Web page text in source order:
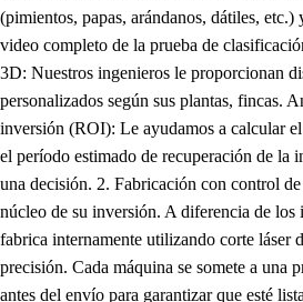
(pimientos, papas, arándanos, dátiles,
video completo de la prueba de
3D: Nuestros ingenieros le proporcionan
personalizados según sus plantas, fincas.
inversión (ROI): Le ayudamos a calcular
el período estimado de recuperación de la
una decisión. 2. Fabricación con control
núcleo de su inversión. A diferencia de los
fabrica internamente utilizando corte láser
precisión. Cada máquina se somete a una
antes del envío para garantizar que esté